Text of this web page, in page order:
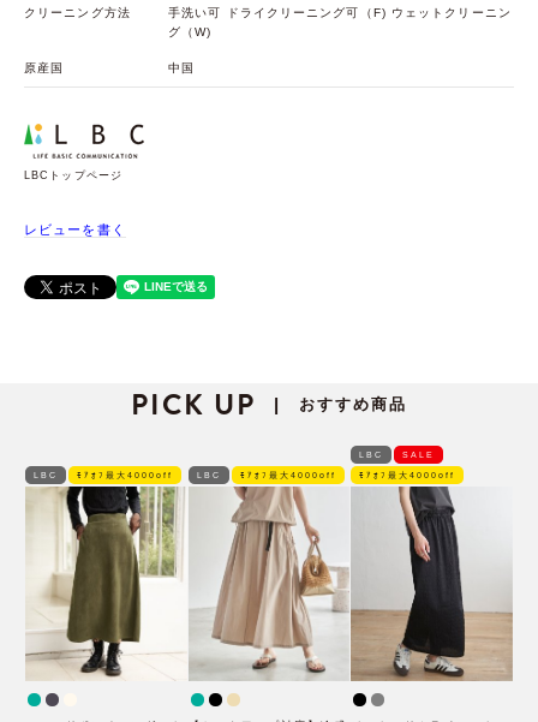
クリーニング方法
手洗い可 ドライクリーニング可（F) ウェットクリーニン
グ（W)
原産国 中国
LBCトップページ
レビューを書く
PICK UP | おすすめ商品
LBC ﾓｱｵﾌ最大4000off LBC ﾓｱｵﾌ最大4000off
LBC SALE
ﾓｱｵﾌ最大4000off